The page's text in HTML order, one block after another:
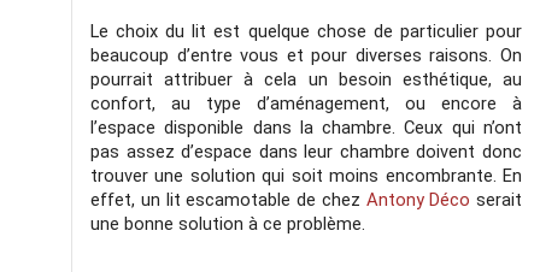
Le choix du lit est quelque chose de particulier pour
beaucoup d’entre vous et pour diverses raisons. On
pourrait attribuer à cela un besoin esthétique, au
confort, au type d’aménagement, ou encore à
l’espace disponible dans la chambre. Ceux qui n’ont
pas assez d’espace dans leur chambre doivent donc
trouver une solution qui soit moins encombrante. En
effet, un lit escamotable de chez Antony Déco serait
une bonne solution à ce problème.